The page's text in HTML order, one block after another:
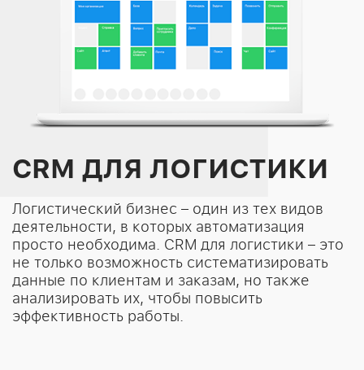
CRM ДЛЯ ЛОГИСТИКИ
Логистический бизнес – один из тех видов
деятельности, в которых автоматизация
просто необходима. CRM для логистики – это
не только возможность систематизировать
данные по клиентам и заказам, но также
анализировать их, чтобы повысить
эффективность работы.